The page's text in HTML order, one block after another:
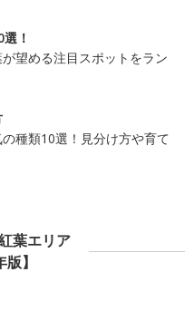
！
望める注目スポットをラン
種類10選！見分け方や育て
葉エリア
】